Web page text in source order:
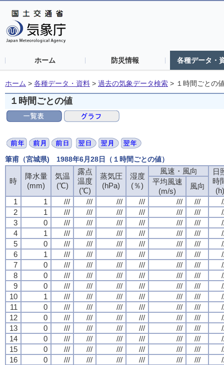
ホーム 防災情報 各種データ・
ホーム > 各種データ・資料 > 過去の気象データ検索 > １時間ごとの
１時間ごとの値
筆甫（宮城県) 1988年6月28日（１時間ごとの値）
時
降水量
(mm)
気温
(℃)
露点
温度
(℃)
蒸気圧
(hPa)
湿度
(％)
風速・風向
日
時
(h)
平均風速
(m/s)
風向
1
1 /// /// /// /// /// ///
2
1 /// /// /// /// /// ///
3
0 /// /// /// /// /// ///
4
1 /// /// /// /// /// ///
5
0 /// /// /// /// /// ///
6
1 /// /// /// /// /// ///
7
0 /// /// /// /// /// ///
8
0 /// /// /// /// /// ///
9
0 /// /// /// /// /// ///
10
1 /// /// /// /// /// ///
11
0 /// /// /// /// /// ///
12
0 /// /// /// /// /// ///
13
0 /// /// /// /// /// ///
14
0 /// /// /// /// /// ///
15
0 /// /// /// /// /// ///
16
0 /// /// /// /// /// ///